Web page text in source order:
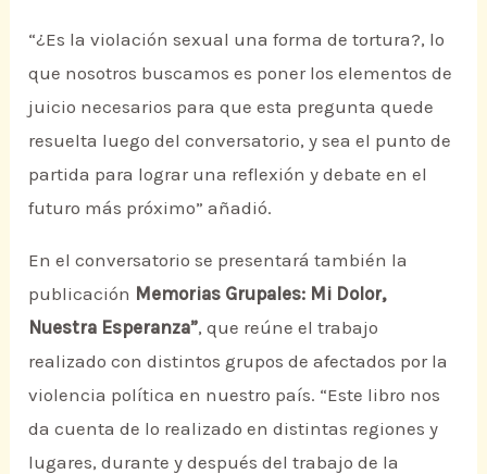
“¿Es la violación sexual una forma de tortura?, lo
que nosotros buscamos es poner los elementos de
juicio necesarios para que esta pregunta quede
resuelta luego del conversatorio, y sea el punto de
partida para lograr una reflexión y debate en el
futuro más próximo” añadió.
En el conversatorio se presentará también la
publicación Memorias Grupales: Mi Dolor,
Nuestra Esperanza”, que reúne el trabajo
realizado con distintos grupos de afectados por la
violencia política en nuestro país. “Este libro nos
da cuenta de lo realizado en distintas regiones y
lugares, durante y después del trabajo de la